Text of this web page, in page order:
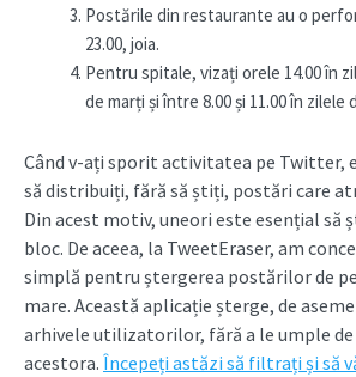
Postările din restaurante au o
23.00, joia.
Pentru spitale, vizați orele 14.00 în
de marți și între 8.00 și 11.00 în zilele
Când v-ați sporit activitatea pe Twitter,
să distribuiți, fără să știți, postări care
Din acest motiv, uneori este esențial să
bloc. De aceea, la TweetEraser, am
simplă pentru ștergerea postărilor de
mare. Această aplicație șterge, de
arhivele utilizatorilor, fără a le umple
acestora. Începeți astăzi să filtrați și să